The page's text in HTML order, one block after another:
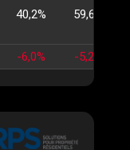
40,2% 59,6%
-6,0% -5,2%